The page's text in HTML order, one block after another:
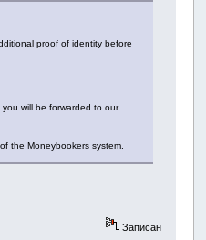
proof of identity before
will be forwarded to our
the Moneybookers system.
Записан